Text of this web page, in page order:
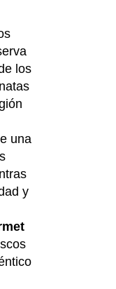
los
una
y